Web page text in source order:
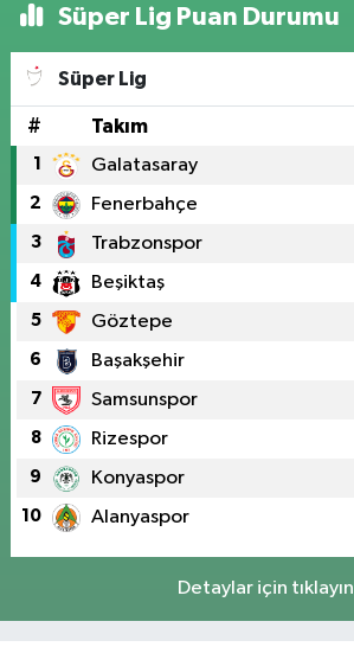
Süper Lig Puan Durumu
Süper Lig
# Takım
1 Galatasaray
2 Fenerbahçe
3 Trabzonspor
4 Beşiktaş
5 Göztepe
6 Başakşehir
7 Samsunspor
8 Rizespor
9 Konyaspor
10 Alanyaspor
Detaylar için tıklayın